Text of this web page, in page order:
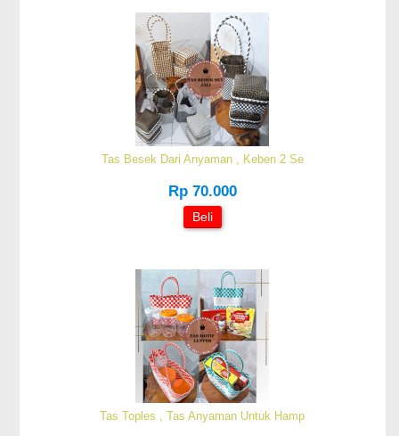
Tas Besek Dari Anyaman , Keben 2 Se
Rp 70.000
Beli
Tas Toples , Tas Anyaman Untuk Hamp